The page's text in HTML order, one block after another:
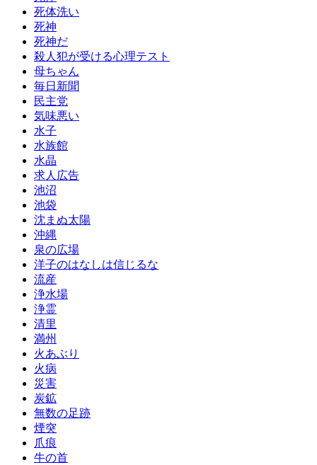
死体洗い
死神
死神だ
殺人犯が受ける心理テスト
母ちゃん
毎日新聞
民主党
気味悪い
水子
水族館
水晶
求人広告
池沼
池袋
沈まぬ太陽
沖縄
泉の広場
洋子のはなしは信じるな
流産
浄水場
浄霊
清里
満州
火あぶり
火病
災害
炭鉱
無数の足跡
煙突
爪痕
牛の首